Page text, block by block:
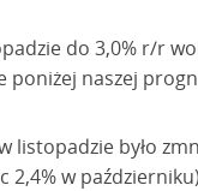
do 3,0% r/r
poniżej naszej
listopadzie było
w